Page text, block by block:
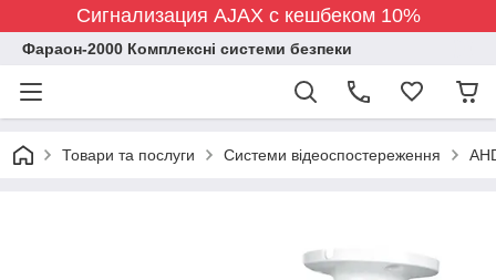
Сигнализация AJAX с кешбеком 10%
Фараон-2000 Комплексні системи безпеки
Товари та послуги Системи відеоспостереження